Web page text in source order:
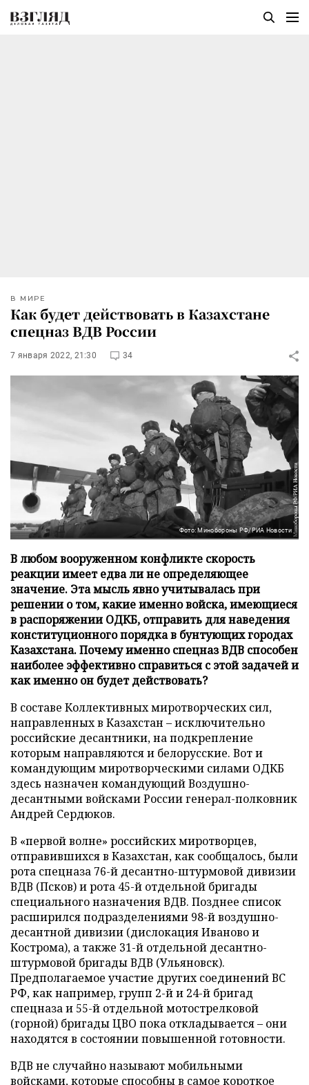
В МИРЕ
Как будет действовать в Казахстане
спецназ ВДВ России
7 января 2022, 21:30 34
Фото: Минобороны РФ/РИА Новости
В любом вооруженном конфликте скорость
реакции имеет едва ли не определяющее
значение. Эта мысль явно учитывалась при
решении о том, какие именно войска, имеющиеся
в распоряжении ОДКБ, отправить для наведения
конституционного порядка в бунтующих городах
Казахстана. Почему именно спецназ ВДВ способен
наиболее эффективно справиться с этой задачей и
как именно он будет действовать?
В составе Коллективных миротворческих сил,
направленных в Казахстан – исключительно
российские десантники, на подкрепление
которым направляются и белорусские. Вот и
командующим миротворческими силами ОДКБ
здесь назначен командующий Воздушно-
десантными войсками России генерал-полковник
Андрей Сердюков.
В «первой волне» российских миротворцев,
отправившихся в Казахстан, как сообщалось, были
рота спецназа 76-й десантно-штурмовой дивизии
ВДВ (Псков) и рота 45-й отдельной бригады
специального назначения ВДВ. Позднее список
расширился подразделениями 98-й воздушно-
десантной дивизии (дислокация Иваново и
Кострома), а также 31-й отдельной десантно-
штурмовой бригады ВДВ (Ульяновск).
Предполагаемое участие других соединений ВС
РФ, как например, групп 2-й и 24-й бригад
спецназа и 55-й отдельной мотострелковой
(горной) бригады ЦВО пока откладывается – они
находятся в состоянии повышенной готовности.
ВДВ не случайно называют мобильными
войсками, которые способны в самое короткое